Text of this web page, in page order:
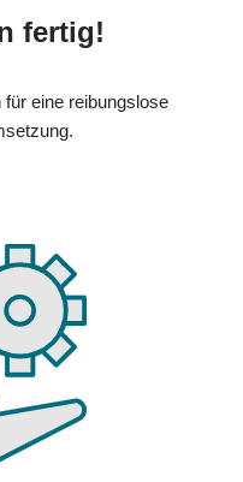
fertig!
eine reibungslose